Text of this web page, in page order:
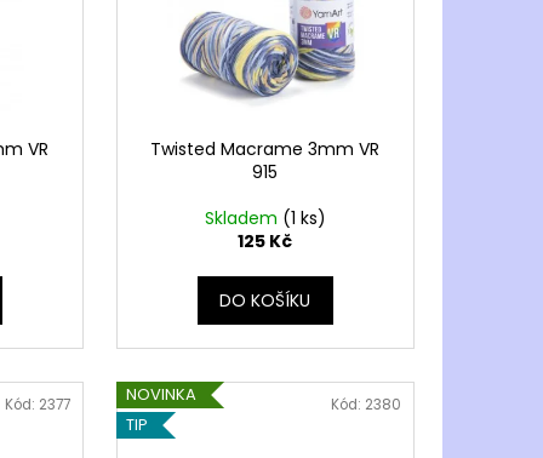
VR
Twisted Macrame 3mm VR
915
Skladem (1 ks)
125 Kč
DO KOŠÍKU
Kód: 2377
NOVINKA
TIP
Kód: 2380